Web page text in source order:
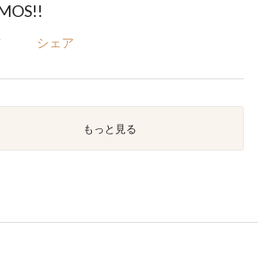
シェア
もっと見る